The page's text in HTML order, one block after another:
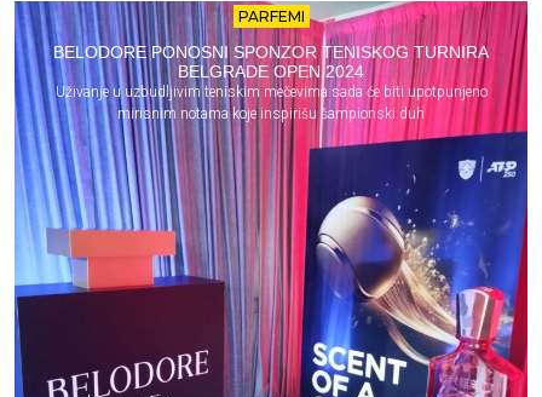
PARFEMI
BELODORE PONOSNI SPONZOR TENISKOG TURNIRA
BELGRADE OPEN 2024
Uživanje u uzbudljivim teniskim mečevima sada će biti upotpunjeno
mirisnim notama koje inspirišu šampionski duh